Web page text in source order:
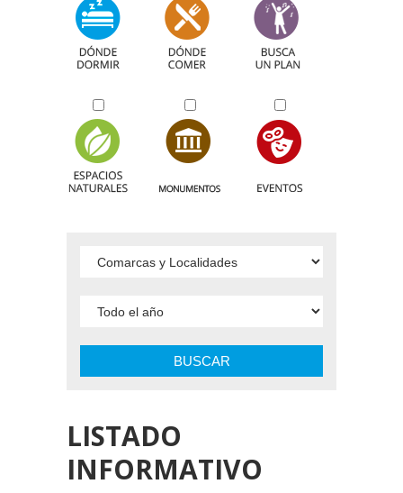
BUSCAR
LISTADO
INFORMATIVO